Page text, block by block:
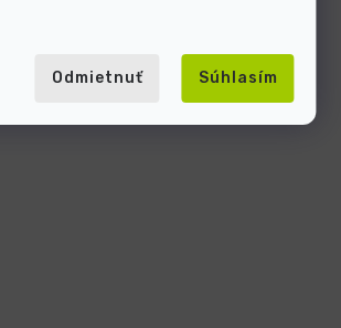
Odmietnuť Súhlasím